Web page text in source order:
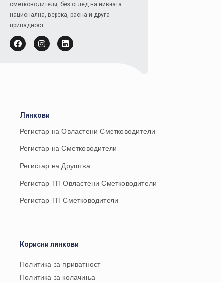
сметководители, без оглед на нивната
национална, верска, расна и друга
припадност.
Линкови
Регистар на Овластени Сметководители
Регистар на Сметководители
Регистар на Друштва
Регистар ТП Овластени Сметководители
Регистар ТП Сметководители
Корисни линкови
Политика за приватност
Политика за колачиња